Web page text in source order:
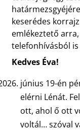
keserédes
emlékeztető
telefonhívásból
Kedves Éva!
június 19-én
elérni Lénát.
ott, ahol ő ott
voltál… szóval